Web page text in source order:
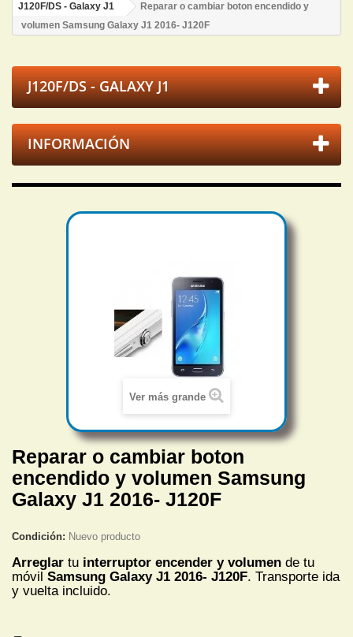
J120F/DS - Galaxy J1
Reparar o cambiar boton encendido y
volumen Samsung Galaxy J1 2016- J120F
J120F/DS - GALAXY J1
INFORMACIÓN
Ver más grande
Reparar o cambiar boton
encendido y volumen Samsung
Galaxy J1 2016- J120F
Condición: Nuevo producto
Arreglar tu interruptor encender y volumen de tu
móvil Samsung Galaxy J1 2016- J120F. Transporte ida
y vuelta incluido.